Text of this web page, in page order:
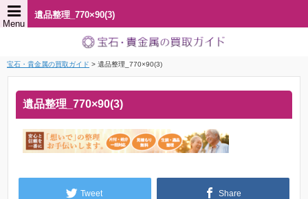
遺品整理_770×90(3)
Menu
宝石・貴金属の買取ガイド > 遺品整理_770×90(3)
遺品整理_770×90(3)
Tweet Share